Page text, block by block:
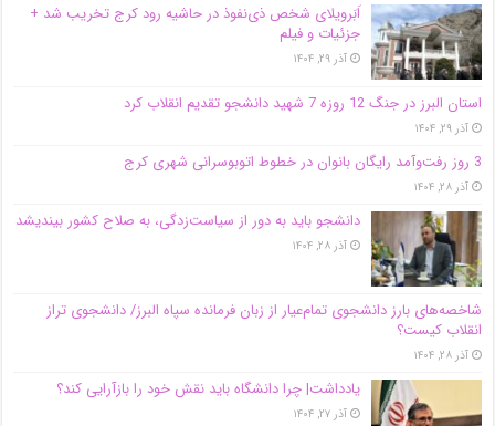
اَبَر‌ویلای شخص ذی‌نفوذ در حاشیه‌ رود کرج تخریب شد +
جزئیات و فیلم
آذر ۲۹, ۱۴۰۴
استان البرز در جنگ 12 روزه 7 شهید دانشجو تقدیم انقلاب کرد
آذر ۲۹, ۱۴۰۴
3 روز رفت‌وآمد رایگان بانوان در خطوط اتوبوسرانی شهری کرج
آذر ۲۸, ۱۴۰۴
دانشجو باید به دور از سیاست‌زدگی، به صلاح کشور بیندیشد
آذر ۲۸, ۱۴۰۴
شاخصه‌های بارز دانشجوی تمام‌عیار از زبان فرمانده سپاه البرز/ دانشجوی تراز
انقلاب کیست؟
آذر ۲۸, ۱۴۰۴
یادداشت| چرا دانشگاه باید نقش خود را بازآرایی کند؟
آذر ۲۷, ۱۴۰۴